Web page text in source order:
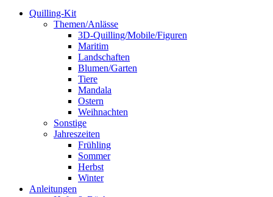
Quilling-Kit
Themen/Anlässe
3D-Quilling/Mobile/Figuren
Maritim
Landschaften
Blumen/Garten
Tiere
Mandala
Ostern
Weihnachten
Sonstige
Jahreszeiten
Frühling
Sommer
Herbst
Winter
Anleitungen